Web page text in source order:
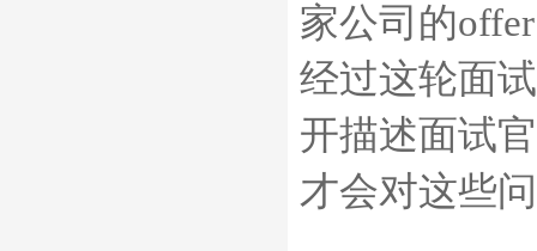
家公司的
经过这轮面
开描述面试
才会对这些